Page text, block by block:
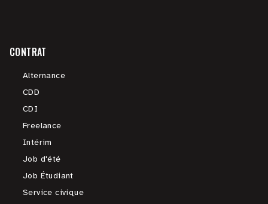
CONTRAT
Alternance
CDD
CDI
Freelance
Intérim
Job d'été
Job Étudiant
Service civique